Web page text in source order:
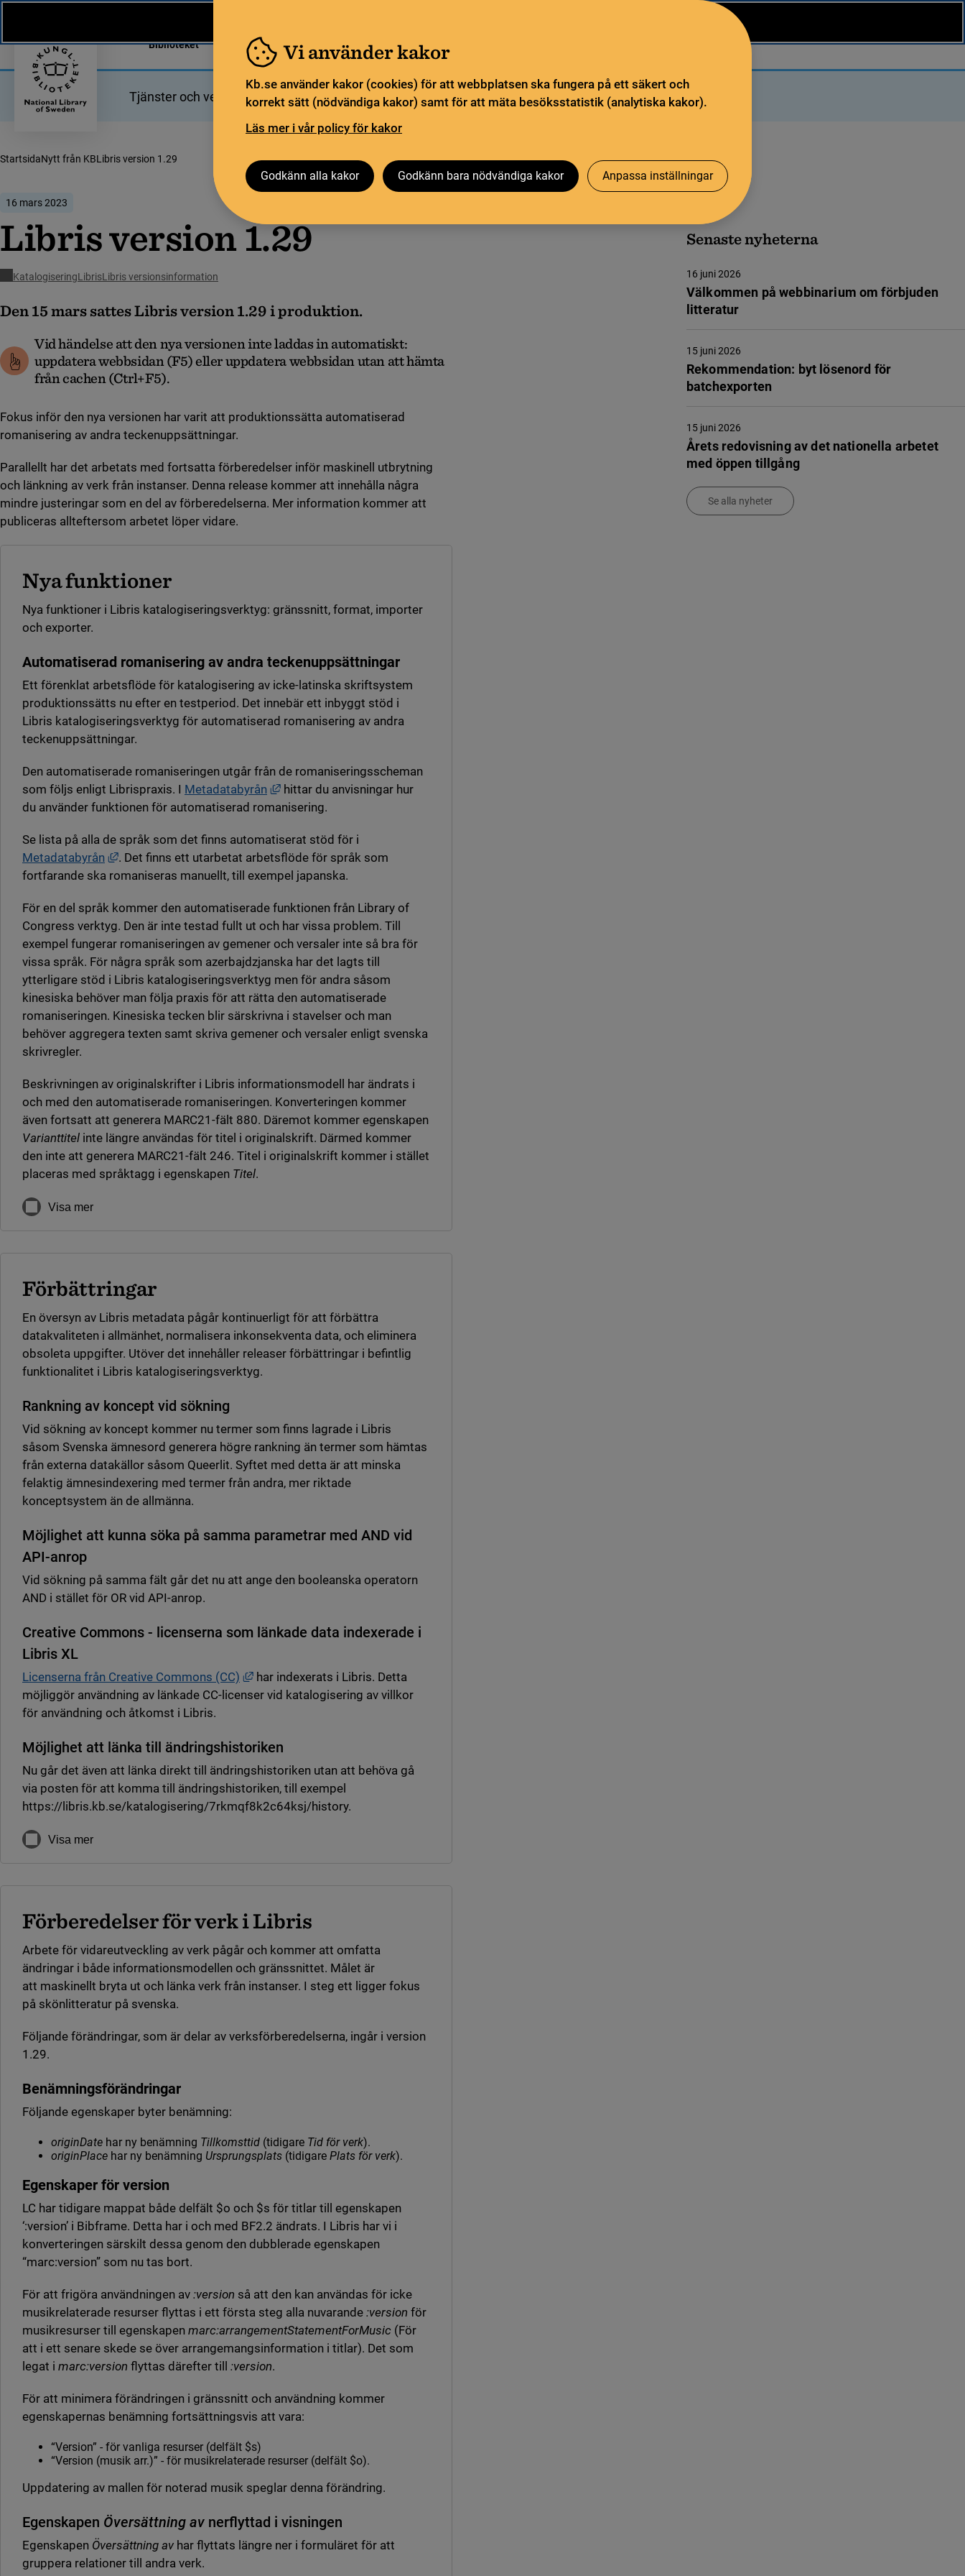
Vi använder kakor
Kb.se använder kakor (cookies) för att webbplatsen ska fungera på ett säkert och
korrekt sätt (nödvändiga kakor) samt för att mäta besöksstatistik (analytiska kakor).
Läs mer i vår policy för kakor
Godkänn alla kakor Godkänn bara nödvändiga kakor Anpassa inställningar
Biblioteket För bibliotekssektorn Pliktleverans och ISBN
Tjänster och verktyg Biblioteksstatistik Öppen vetenskap Biblioteksutveckling
StartsidaNytt från KBLibris version 1.29
16 mars 2023
Libris version 1.29
KatalogiseringLibrisLibris versionsinformation
Den 15 mars sattes Libris version 1.29 i produktion.
Vid händelse att den nya versionen inte laddas in automatiskt:
uppdatera webbsidan (F5) eller uppdatera webbsidan utan att hämta
från cachen (Ctrl+F5).
Fokus inför den nya versionen har varit att produktionssätta automatiserad
romanisering av andra teckenuppsättningar.
Parallellt har det arbetats med fortsatta förberedelser inför maskinell utbrytning
och länkning av verk från instanser. Denna release kommer att innehålla några
mindre justeringar som en del av förberedelserna. Mer information kommer att
publiceras allteftersom arbetet löper vidare.
Nya funktioner
Nya funktioner i Libris katalogiseringsverktyg: gränssnitt, format, importer
och exporter.
Automatiserad romanisering av andra teckenuppsättningar
Ett förenklat arbetsflöde för katalogisering av icke-latinska skriftsystem
produktionssätts nu efter en testperiod. Det innebär ett inbyggt stöd i
Libris katalogiseringsverktyg för automatiserad romanisering av andra
teckenuppsättningar.
Den automatiserade romaniseringen utgår från de romaniseringsscheman
som följs enligt Librispraxis. I Metadatabyrån Länk till annan webbplats, öppnas i nytt fönster.
hittar du anvisningar hur
du använder funktionen för automatiserad romanisering.
Se lista på alla de språk som det finns automatiserat stöd för i
Metadatabyrån
Länk till annan webbplats, öppnas i nytt fönster.
. Det finns ett utarbetat arbetsflöde för språk som
fortfarande ska romaniseras manuellt, till exempel japanska.
För en del språk kommer den automatiserade funktionen från Library of
Congress verktyg. Den är inte testad fullt ut och har vissa problem. Till
exempel fungerar romaniseringen av gemener och versaler inte så bra för
vissa språk. För några språk som azerbajdzjanska har det lagts till
ytterligare stöd i Libris katalogiseringsverktyg men för andra såsom
kinesiska behöver man följa praxis för att rätta den automatiserade
romaniseringen. Kinesiska tecken blir särskrivna i stavelser och man
behöver aggregera texten samt skriva gemener och versaler enligt svenska
skrivregler.
Beskrivningen av originalskrifter i Libris informationsmodell har ändrats i
och med den automatiserade romaniseringen. Konverteringen kommer
även fortsatt att generera MARC21-fält 880. Däremot kommer egenskapen
Varianttitel inte längre användas för titel i originalskrift. Därmed kommer
den inte att generera MARC21-fält 246. Titel i originalskrift kommer i stället
placeras med språktagg i egenskapen Titel.
Visa mer
Förbättringar
En översyn av Libris metadata pågår kontinuerligt för att förbättra
datakvaliteten i allmänhet, normalisera inkonsekventa data, och eliminera
obsoleta uppgifter. Utöver det innehåller releaser förbättringar i befintlig
funktionalitet i Libris katalogiseringsverktyg.
Rankning av koncept vid sökning
Vid sökning av koncept kommer nu termer som finns lagrade i Libris
såsom Svenska ämnesord generera högre rankning än termer som hämtas
från externa datakällor såsom Queerlit. Syftet med detta är att minska
felaktig ämnesindexering med termer från andra, mer riktade
konceptsystem än de allmänna.
Möjlighet att kunna söka på samma parametrar med AND vid
API-anrop
Vid sökning på samma fält går det nu att ange den booleanska operatorn
AND i stället för OR vid API-anrop.
Creative Commons - licenserna som länkade data indexerade i
Libris XL
Licenserna från Creative Commons (CC) Länk till annan webbplats, öppnas i nytt fönster.
har indexerats i Libris. Detta
möjliggör användning av länkade CC-licenser vid katalogisering av villkor
för användning och åtkomst i Libris.
Möjlighet att länka till ändringshistoriken
Nu går det även att länka direkt till ändringshistoriken utan att behöva gå
via posten för att komma till ändringshistoriken, till exempel
https://libris.kb.se/katalogisering/7rkmqf8k2c64ksj/history.
Visa mer
Förberedelser för verk i Libris
Arbete för vidareutveckling av verk pågår och kommer att omfatta
ändringar i både informationsmodellen och gränssnittet. Målet är
att maskinellt bryta ut och länka verk från instanser. I steg ett ligger fokus
på skönlitteratur på svenska.
Följande förändringar, som är delar av verksförberedelserna, ingår i version
1.29.
Benämningsförändringar
Följande egenskaper byter benämning:
originDate har ny benämning Tillkomsttid (tidigare Tid för verk).
originPlace har ny benämning Ursprungsplats (tidigare Plats för verk).
Egenskaper för version
LC har tidigare mappat både delfält $o och $s för titlar till egenskapen
‘:version’ i Bibframe. Detta har i och med BF2.2 ändrats. I Libris har vi i
konverteringen särskilt dessa genom den dubblerade egenskapen
“marc:version” som nu tas bort.
För att frigöra användningen av :version så att den kan användas för icke
musikrelaterade resurser flyttas i ett första steg alla nuvarande :version för
musikresurser till egenskapen marc:arrangementStatementForMusic (För
att i ett senare skede se över arrangemangsinformation i titlar). Det som
legat i marc:version flyttas därefter till :version.
För att minimera förändringen i gränssnitt och användning kommer
egenskapernas benämning fortsättningsvis att vara:
“Version” - för vanliga resurser (delfält $s)
“Version (musik arr.)” - för musikrelaterade resurser (delfält $o).
Uppdatering av mallen för noterad musik speglar denna förändring.
Egenskapen Översättning av nerflyttad i visningen
Egenskapen Översättning av har flyttats längre ner i formuläret för att
gruppera relationer till andra verk.
Senaste nyheterna
Välkommen på webbinarium om förbjuden
litteratur
16 juni 2026
Rekommendation: byt lösenord för
batchexporten
15 juni 2026
Årets redovisning av det nationella arbetet
med öppen tillgång
15 juni 2026
Se alla nyheter